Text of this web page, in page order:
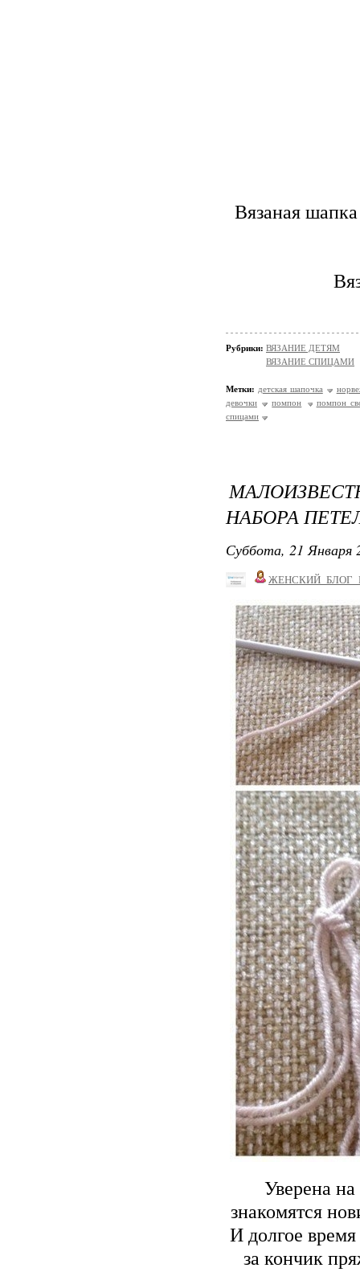
Вязаная
Рубрики: ВЯЗАНИЕ ДЕТЯМ
ВЯЗАНИЕ СПИЦАМИ
Метки: детская шапочка
девочки
помпон
помпон
спицами
НАБОРА
Суббота, 21 Января
Уверена
знакомятся
И долгое
за кончик